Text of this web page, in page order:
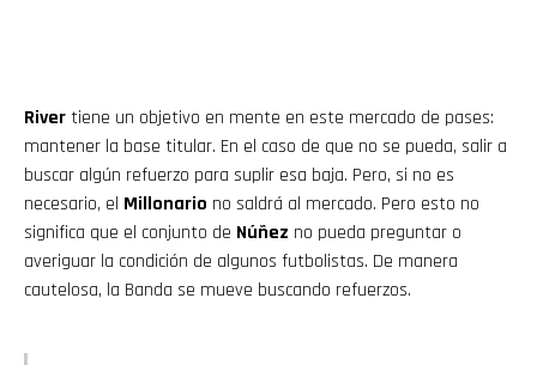
Rivertiene un objetivo en mente en este mercado de pases:
mantener la base titular. En el caso de que no se pueda, salir a
buscar algún refuerzo para suplir esa baja. Pero, si no es
necesario, el Millonario no saldrá al mercado. Pero esto no
significa que el conjunto de Núñez no pueda preguntar o
averiguar la condición de algunos futbolistas. De manera
cautelosa, la Banda se mueve buscando refuerzos.